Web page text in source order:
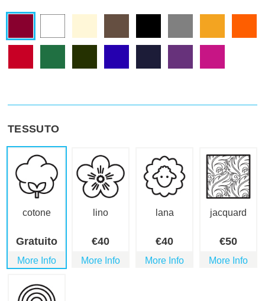
TESSUTO
cotone
Gratuito
More Info
lino
€40
More Info
lana
€40
More Info
jacquard
€50
More Info